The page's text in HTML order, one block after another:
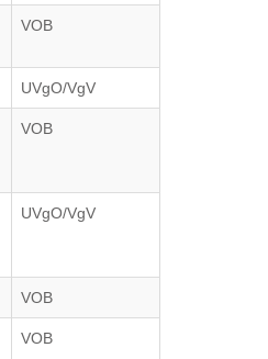
VOB
UVgO/VgV
VOB
UVgO/VgV
VOB
VOB